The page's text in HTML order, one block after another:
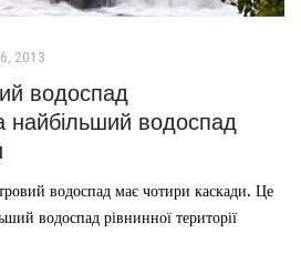
2013
водоспад
найбільший водоспад
водоспад має чотири каскади. Це
водоспад рівнинної території